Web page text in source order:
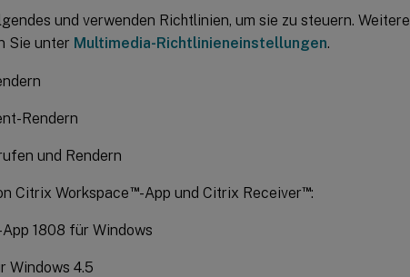
und verwenden Richtlinien, um sie zu steuern. Weitere
Sie unter Multimedia-Richtlinieneinstellungen.
Rendern
und Rendern
Citrix Workspace™-App und Citrix Receiver™:
1808 für Windows
Windows 4.5